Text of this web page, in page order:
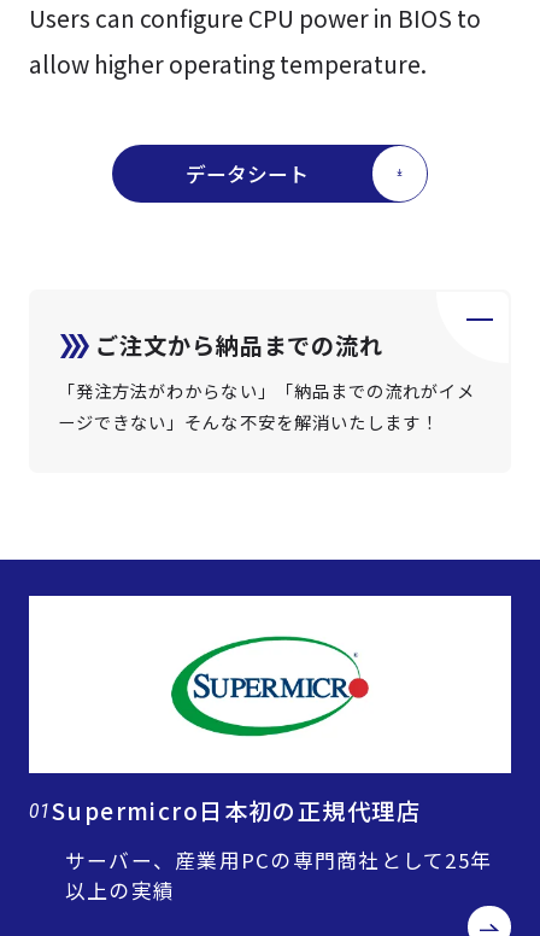
Users can configure CPU power in BIOS to
allow higher operating temperature.
データシート
ご注文から納品までの流れ
「発注方法がわからない」「納品までの流れがイメ
ージできない」そんな不安を解消いたします！
01Supermicro日本初の正規代理店
サーバー、産業用PCの専門商社として25年
以上の実績